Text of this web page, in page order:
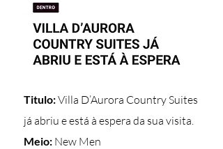
Titulo:Villa D’Aurora Country Suites
já abriu e está à espera da sua visita.
Meio: New Men